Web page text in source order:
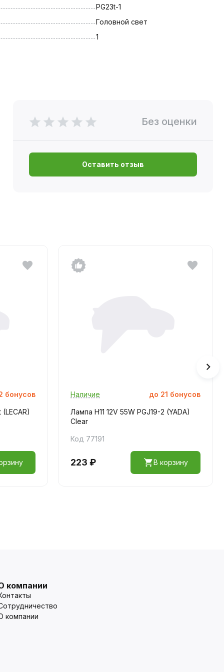
PG23t-1
Головной свет
1
Без оценки
Оставить отзыв
бонусов Наличие до 21 бонусов
Лампа H11 12V 55W PGJ19-2 (YADA)
Clear
Код 77191
223 ₽ В корзину
компании
компании